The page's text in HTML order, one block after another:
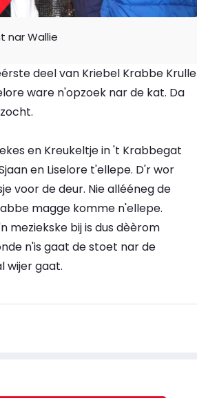
nar Wallie
deel van Kriebel Krabbe Krulle
ware n'opzoek nar de kat. Da
en Kreukeltje in 't Krabbegat
en Liselore t'ellepe. D'r wor
voor de deur. Nie allééneg de
magge komme n'ellepe.
meziekske bij is dus dèèrom
n'is gaat de stoet nar de
wijer gaat.